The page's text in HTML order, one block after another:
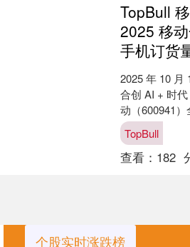
TopBull
2025 移
手机订货
2025 年 10 月
合创 AI + 时
动（600941
正式开....
TopBull
查看： 182
个股实时涨跌榜